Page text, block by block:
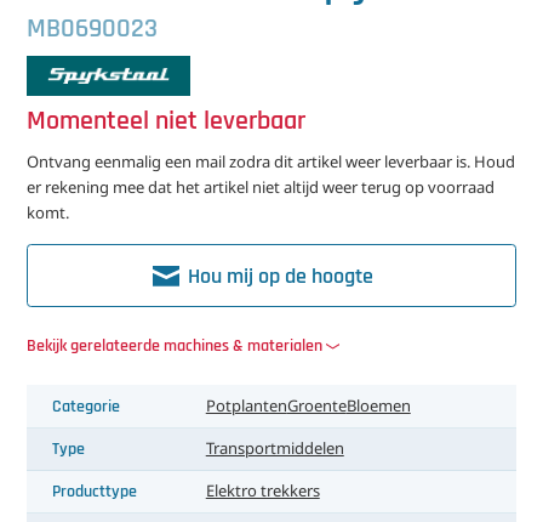
Koeling
Ontvochtiging
Reinigingsmachines
Sorteermachines
Teeltbenodigdheden
Ventilatoren
Laatst toegevoegd
MB0690023
Momenteel niet leverbaar
Ontvang eenmalig een mail zodra dit artikel weer leverbaar is. Houd
er rekening mee dat het artikel niet altijd weer terug op voorraad
komt.
Hou mij op de hoogte
Bekijk gerelateerde machines & materialen
Categorie PotplantenGroenteBloemen
Type Transportmiddelen
Producttype Elektro trekkers